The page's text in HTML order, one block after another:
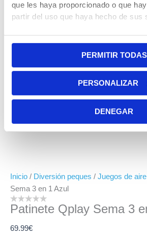
que les haya proporcionado o que
partir del uso que haya hecho de sus
PERMITIR TODAS
PERSONALIZAR
DENEGAR
Inicio / Diversión peques / Juegos de
Sema 3 en 1 Azul
Patinete Qplay Sema 3
69.99€